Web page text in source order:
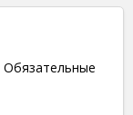
Обязательные